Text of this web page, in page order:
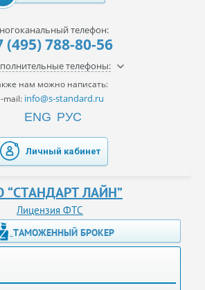
телефон:
(495) 788-80-56
телефоны:
нам можно написать:
mail: info@s-standard.ru
ENG РУС
Личный кабинет
“СТАНДАРТ ЛАЙН”
Лицензия ФТС
ТАМОЖЕННЫЙ БРОКЕР